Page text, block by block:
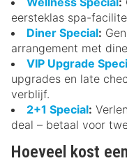
eersteklas spa-
Diner Special:
arrangement met
VIP Upgrade
upgrades en late
verblijf.
2+1 Special:
deal – betaal voor
Hoeveel kost